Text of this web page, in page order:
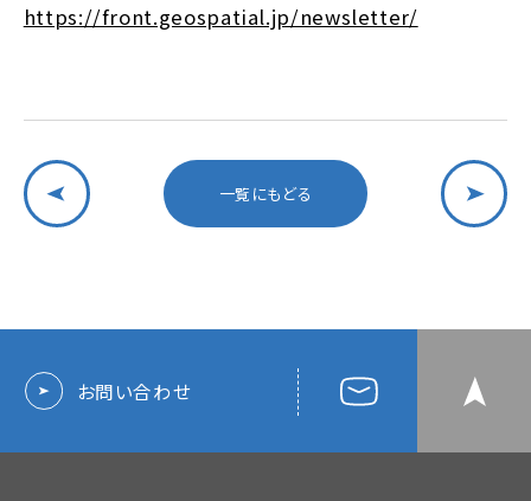
https://front.geospatial.jp/newsletter/
一覧にもどる
お問い合わせ